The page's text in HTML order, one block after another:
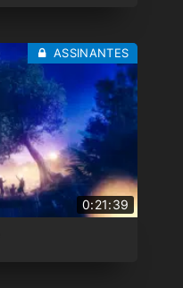
0:21:39
ASSINANTES